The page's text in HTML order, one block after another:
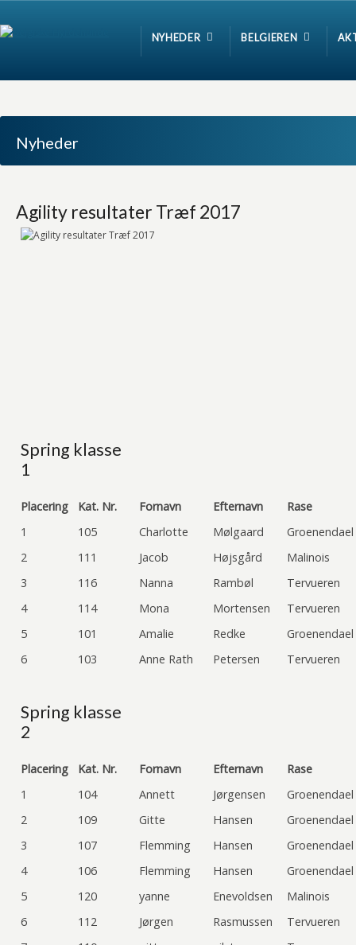
NYHEDER BELGIEREN
Nyheder
Agility resultater Træf 2017
Spring klasse
1
Placering Kat. Nr. Fornavn Efternavn
Rase
1
105 Charlotte Mølgaard
Groenendael
2
111 Jacob Højsgård
Malinois
3
116 Nanna Rambøl
Tervueren
4
114 Mona Mortensen
Tervueren
5
101 Amalie Redke
Groenendael
6
103 Anne Rath Petersen Tervueren
Spring klasse
2
Placering Kat. Nr. Fornavn Efternavn
Rase
1
104 Annett Jørgensen
Groenendael
2
109 Gitte Hansen
Groenendael
3
107 Flemming Hansen
Groenendael
4
106 Flemming Hansen
Groenendael
5
120 yanne Enevoldsen
Malinois
6
112 Jørgen Rasmussen
Tervueren